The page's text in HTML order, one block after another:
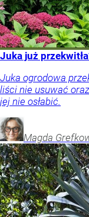
Juka już
Juka ogrodowa
liści nie usuwać
jej nie osłabić.
Magda